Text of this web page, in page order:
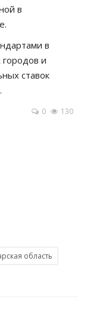
в
в
городов и
ставок
0 130
область